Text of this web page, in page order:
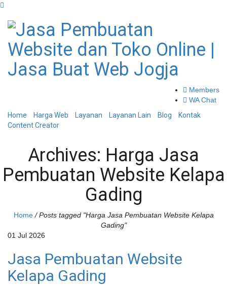
Members
WA Chat
Home
Harga Web Layanan Layanan Lain Blog
Kontak
Content Creator
Archives: Harga Jasa
Pembuatan Website Kelapa
Gading
Home / Posts tagged "Harga Jasa Pembuatan Website Kelapa
Gading"
01 Jul 2026
Jasa Pembuatan Website
Kelapa Gading